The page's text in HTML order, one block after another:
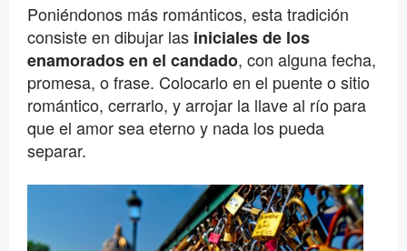
Poniéndonos más románticos, esta tradición
consiste en dibujar las iniciales de los
enamorados en el candado, con alguna fecha,
promesa, o frase. Colocarlo en el puente o sitio
romántico, cerrarlo, y arrojar la llave al río para
que el amor sea eterno y nada los pueda
separar.